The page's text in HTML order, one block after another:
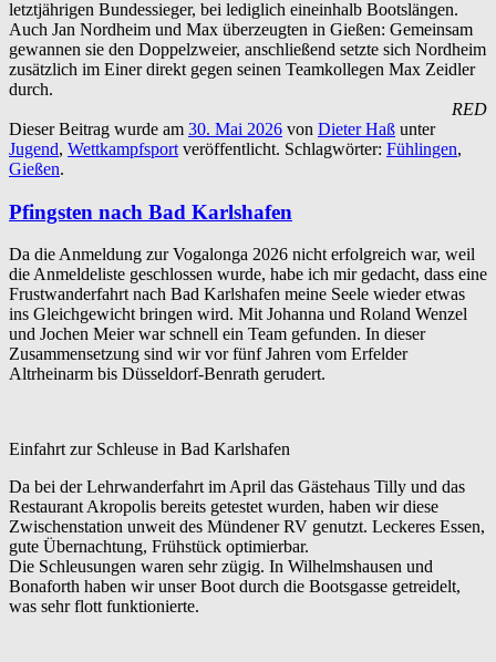
letztjährigen Bundessieger, bei lediglich eineinhalb Bootslängen.
Auch Jan Nordheim und Max überzeugten in Gießen: Gemeinsam
gewannen sie den Doppelzweier, anschließend setzte sich Nordheim
zusätzlich im Einer direkt gegen seinen Teamkollegen Max Zeidler
durch.
RED
Dieser Beitrag wurde am 30. Mai 2026 von Dieter Haß unter
Jugend, Wettkampfsport veröffentlicht. Schlagwörter: Fühlingen,
Gießen.
Pfingsten nach Bad Karlshafen
Da die Anmeldung zur Vogalonga 2026 nicht erfolgreich war, weil
die Anmeldeliste geschlossen wurde, habe ich mir gedacht, dass eine
Frustwanderfahrt nach Bad Karlshafen meine Seele wieder etwas
ins Gleichgewicht bringen wird. Mit Johanna und Roland Wenzel
und Jochen Meier war schnell ein Team gefunden. In dieser
Zusammensetzung sind wir vor fünf Jahren vom Erfelder
Altrheinarm bis Düsseldorf-Benrath gerudert.
Einfahrt zur Schleuse in Bad Karlshafen
Da bei der Lehrwanderfahrt im April das Gästehaus Tilly und das
Restaurant Akropolis bereits getestet wurden, haben wir diese
Zwischenstation unweit des Mündener RV genutzt. Leckeres Essen,
gute Übernachtung, Frühstück optimierbar.
Die Schleusungen waren sehr zügig. In Wilhelmshausen und
Bonaforth haben wir unser Boot durch die Bootsgasse getreidelt,
was sehr flott funktionierte.